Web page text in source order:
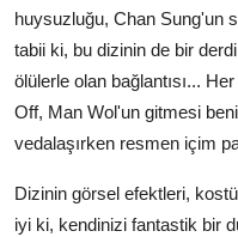
huysuzluğu, Chan Sung'un
tabii ki, bu dizinin de bir
ölülerle olan bağlantısı...
Off, Man Wol'un gitmesi
vedalaşırken resmen içim
Dizinin görsel efektleri,
iyi ki, kendinizi fantastik bir